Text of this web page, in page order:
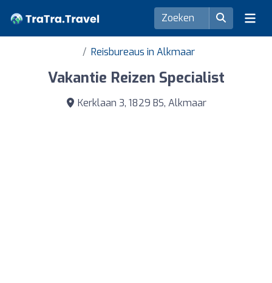
Reisbureaus in Alkmaar
Vakantie Reizen Specialist
Kerklaan 3, 1829 BS, Alkmaar